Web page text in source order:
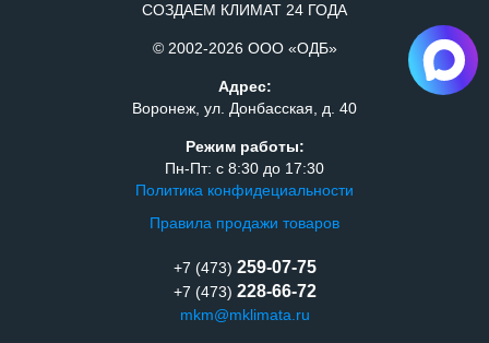
СОЗДАЕМ КЛИМАТ 24 ГОДА
© 2002-2026 ООО «ОДБ»
Адрес:
Воронеж, ул. Донбасская, д. 40
Режим работы:
Пн-Пт: с 8:30 до 17:30
Политика конфидециальности
Правила продажи товаров
+7 (473) 259-07-75
+7 (473) 228-66-72
mkm@mklimata.ru